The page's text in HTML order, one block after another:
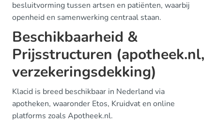
besluitvorming tussen artsen en patiënten, waarbij
openheid en samenwerking centraal staan.
Beschikbaarheid &
Prijsstructuren (apotheek.nl,
verzekeringsdekking)
Klacid is breed beschikbaar in Nederland via
apotheken, waaronder Etos, Kruidvat en online
platforms zoals Apotheek.nl.